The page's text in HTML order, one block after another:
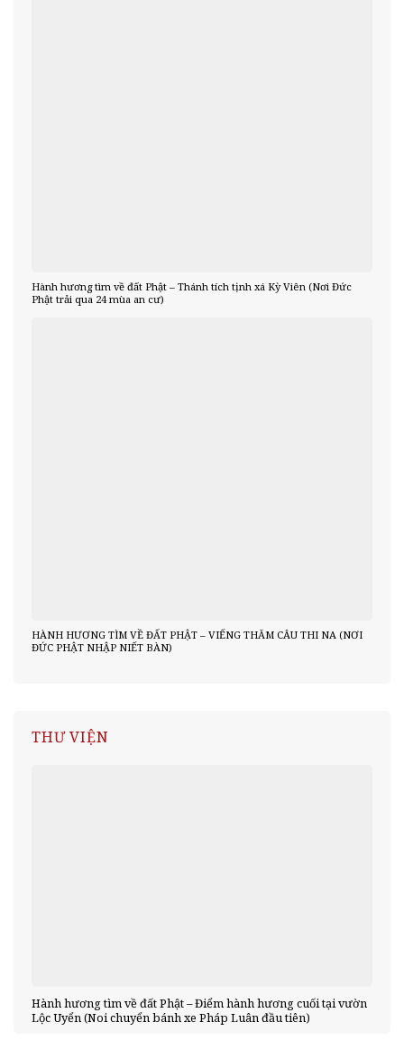
Hành hương tìm về đất Phật – Thánh tích tịnh xá Kỳ Viên (Nơi Đức
Phật trải qua 24 mùa an cư)
HÀNH HƯƠNG TÌM VỀ ĐẤT PHẬT – VIẾNG THĂM CÂU THI NA (NƠI
ĐỨC PHẬT NHẬP NIẾT BÀN)
THƯ VIỆN
Hành hương tìm về đất Phật – Điểm hành hương cuối tại vườn
Lộc Uyển (Noi chuyển bánh xe Pháp Luân đầu tiên)